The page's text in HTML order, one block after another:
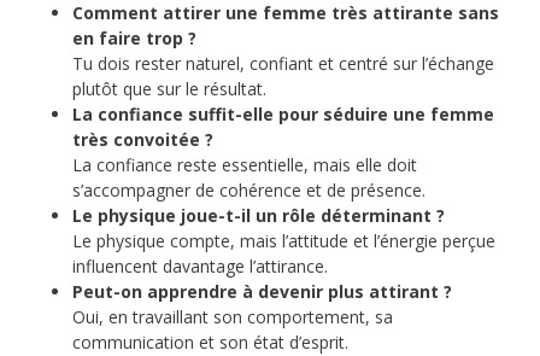
Comment attirer une femme très attirante sans
en faire trop ?
Tu dois rester naturel, confiant et centré sur l’échange
plutôt que sur le résultat.
La confiance suffit-elle pour séduire une femme
très convoitée ?
La confiance reste essentielle, mais elle doit
s’accompagner de cohérence et de présence.
Le physique joue-t-il un rôle déterminant ?
Le physique compte, mais l’attitude et l’énergie perçue
influencent davantage l’attirance.
Peut-on apprendre à devenir plus attirant ?
Oui, en travaillant son comportement, sa
communication et son état d’esprit.